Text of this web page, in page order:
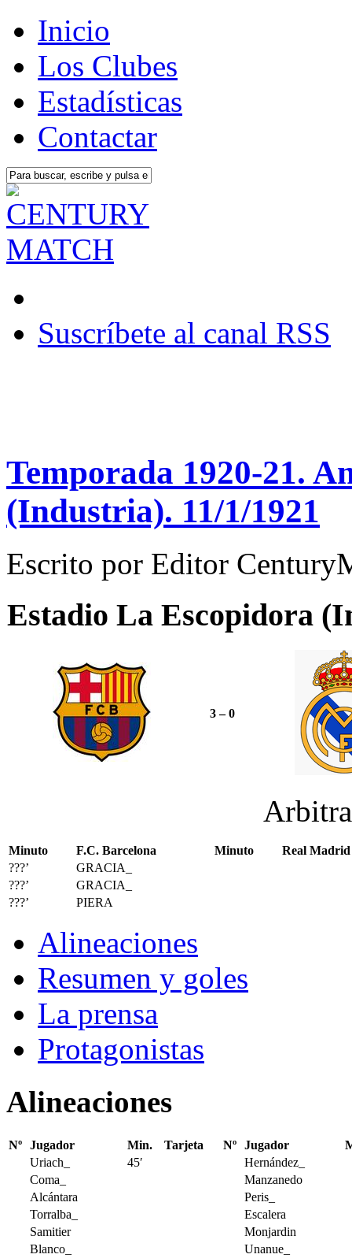
Inicio
Los Clubes
Estadísticas
Contactar
Suscríbete al canal RSS
Temporada 1920-21.
(Industria). 11/1/1921
Escrito por Editor
Estadio La Escopidora
3 – 0
Minuto F.C. Barcelona Minuto
Real Madrid
???’
GRACIA_
???’
GRACIA_
???’
PIERA
Alineaciones
Resumen y goles
La prensa
Protagonistas
Alineaciones
Nº Jugador Min. Tarjeta Nº Jugador
Uriach_
45′
Hernández_
Coma_
Manzanedo
Alcántara
Peris_
Torralba_
Escalera
Samitier
Monjardin
Blanco_
Unanue_